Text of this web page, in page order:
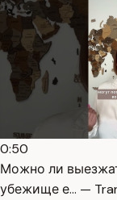
0:50
Можно ли
убежище е… —